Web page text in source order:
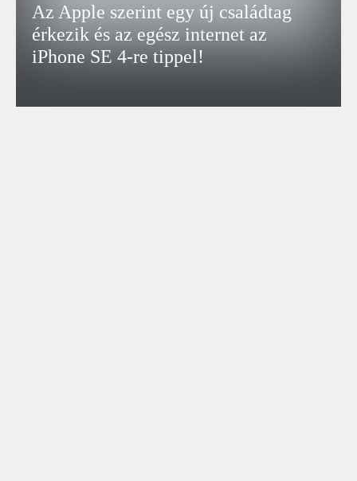
Az Apple szerint egy új családtag
érkezik és az egész internet az
iPhone SE 4-re tippel!